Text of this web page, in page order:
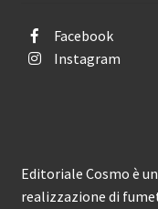
Facebook
Instagram
Editoriale Cosmo è
realizzazione di